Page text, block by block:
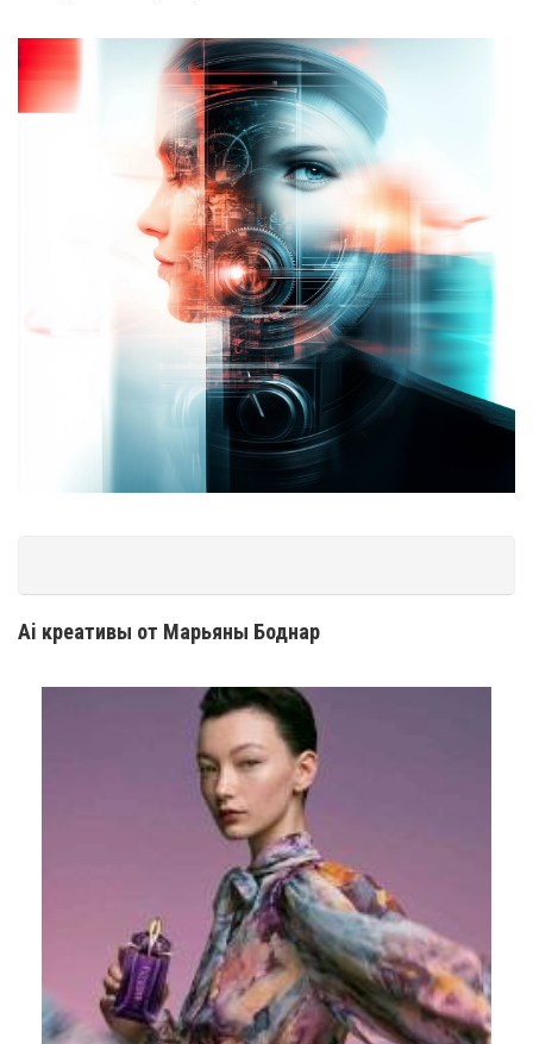
Ai креативы от Марьяны Боднар